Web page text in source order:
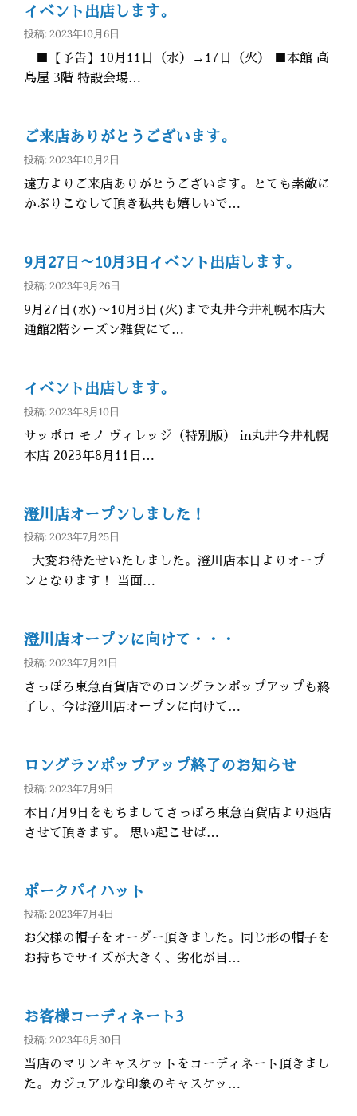
イベント出店します。
投稿: 2023年10月6日
■【予告】10月11日（水）→17日（火） ■本館 高
島屋 3階 特設会場…
ご来店ありがとうございます。
投稿: 2023年10月2日
遠方よりご来店ありがとうございます。とても素敵に
かぶりこなして頂き私共も嬉しいで…
9月27日～10月3日イベント出店します。
投稿: 2023年9月26日
9月27日(水)〜10月3日(火)まで丸井今井札幌本店大
通館2階シーズン雑貨にて…
イベント出店します。
投稿: 2023年8月10日
サッポロ モノ ヴィレッジ（特別版） in丸井今井札幌
本店 2023年8月11日…
澄川店オープンしました！
投稿: 2023年7月25日
大変お待たせいたしました。澄川店本日よりオープ
ンとなります！ 当面…
澄川店オープンに向けて・・・
投稿: 2023年7月21日
さっぽろ東急百貨店でのロングランポップアップも終
了し、今は澄川店オープンに向けて…
ロングランポップアップ終了のお知らせ
投稿: 2023年7月9日
本日7月9日をもちましてさっぽろ東急百貨店より退店
させて頂きます。 思い起こせば…
ポークパイハット
投稿: 2023年7月4日
お父様の帽子をオーダー頂きました。同じ形の帽子を
お持ちでサイズが大きく、劣化が目…
お客様コーディネート3
投稿: 2023年6月30日
当店のマリンキャスケットをコーディネート頂きまし
た。カジュアルな印象のキャスケッ…